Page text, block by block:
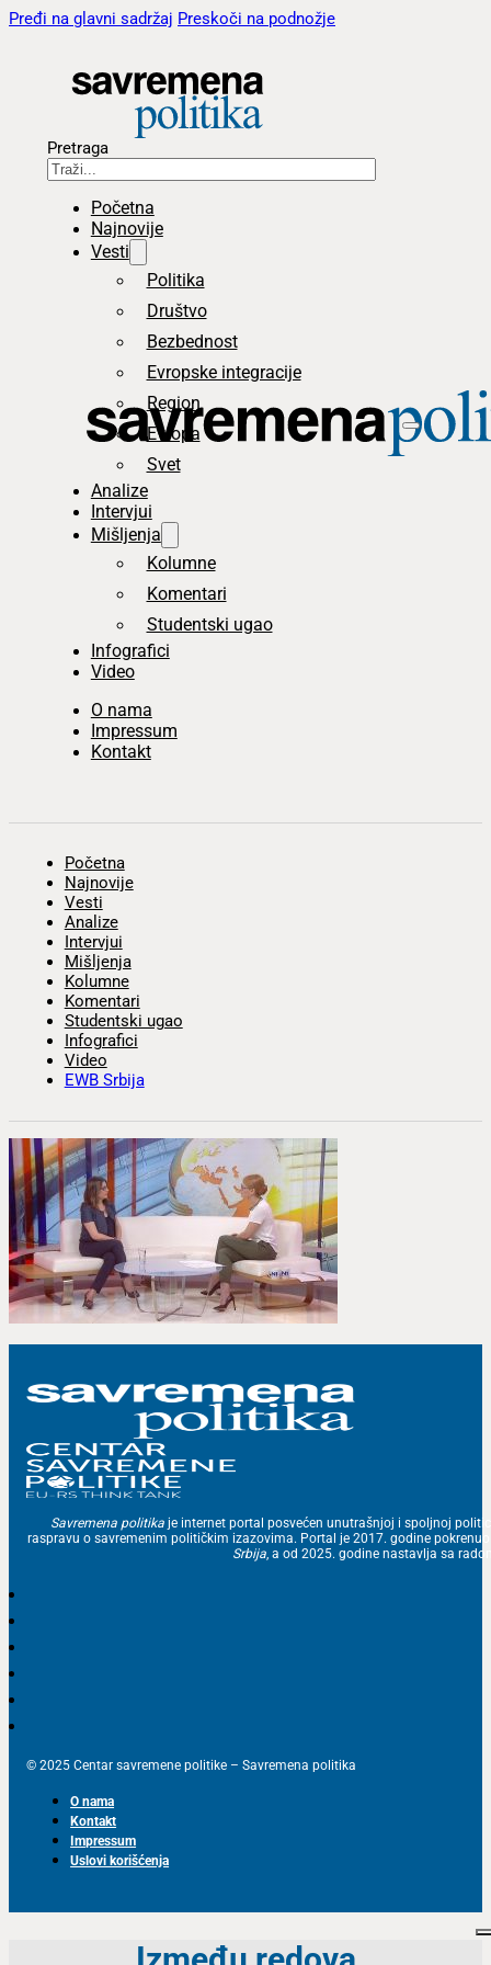
Pređi na glavni sadržaj Preskoči na podnožje
Pretraga
Početna
Najnovije
Vesti
Politika
Društvo
Bezbednost
Evropske integracije
Region
Evropa
Svet
Analize
Intervjui
Mišljenja
Kolumne
Komentari
Studentski ugao
Infografici
Video
O nama
Impressum
Kontakt
Početna
Najnovije
Vesti
Analize
Intervjui
Mišljenja
Kolumne
Komentari
Studentski ugao
Infografici
Video
EWB Srbija
Savremena politika je internet portal posvećen unutrašnjoj i spoljnoj
raspravu o savremenim političkim izazovima. Portal je 2017. godine
Srbija, a od 2025. godine nastavlja sa
© 2025 Centar savremene politike – Savremena politika
O nama
Kontakt
Impressum
Uslovi korišćenja